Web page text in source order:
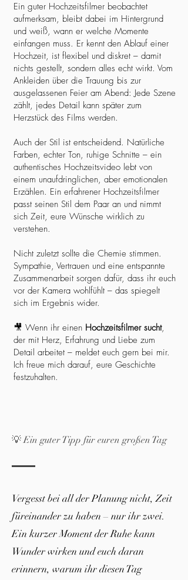
Ein guter Hochzeitsfilmer beobachtet
aufmerksam, bleibt dabei im Hintergrund
und weiß, wann er welche Momente
einfangen muss. Er kennt den Ablauf einer
Hochzeit, ist flexibel und diskret – damit
nichts gestellt, sondern alles echt wirkt. Vom
Ankleiden über die Trauung bis zur
ausgelassenen Feier am Abend: Jede Szene
zählt, jedes Detail kann später zum
Herzstück des Films werden.
Auch der Stil ist entscheidend. Natürliche
Farben, echter Ton, ruhige Schnitte – ein
authentisches Hochzeitsvideo lebt von
einem unaufdringlichen, aber emotionalen
Erzählen. Ein erfahrener Hochzeitsfilmer
passt seinen Stil dem Paar an und nimmt
sich Zeit, eure Wünsche wirklich zu
verstehen.
Nicht zuletzt sollte die Chemie stimmen.
Sympathie, Vertrauen und eine entspannte
Zusammenarbeit sorgen dafür, dass ihr euch
vor der Kamera wohlfühlt – das spiegelt
sich im Ergebnis wider.
🎥 Wenn ihr einen Hochzeitsfilmer sucht,
der mit Herz, Erfahrung und Liebe zum
Detail arbeitet – meldet euch gern bei mir.
Ich freue mich darauf, eure Geschichte
festzuhalten.
💡 Ein guter Tipp für euren großen Tag
Vergesst bei all der Planung nicht, Zeit
füreinander zu haben – nur ihr zwei.
Ein kurzer Moment der Ruhe kann
Wunder wirken und euch daran
erinnern, warum ihr diesen Tag